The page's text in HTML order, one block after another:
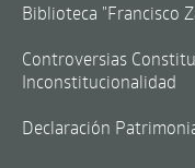
Biblioteca "Francisco
Controversias
Inconstitucionalidad
Declaración